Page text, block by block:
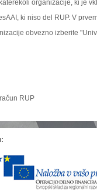
organizacije, ki je
ki niso del RUP. V
obvezno izberite
RUP